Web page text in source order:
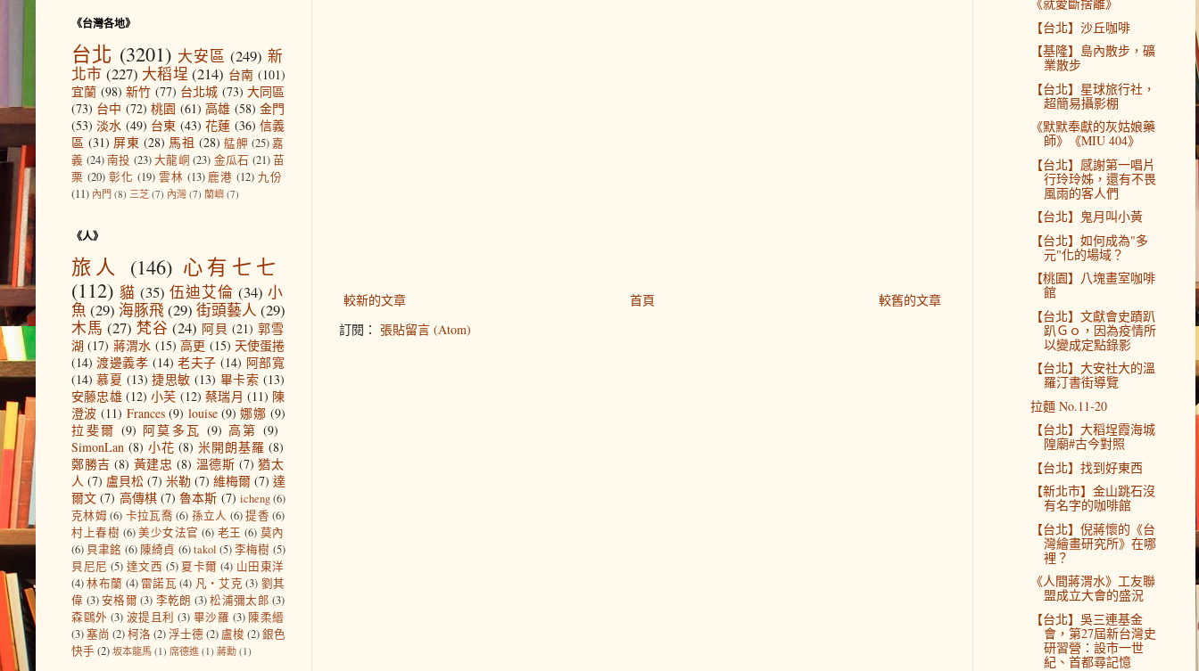
較新的文章 較舊的文章
首頁
訂閱： 張貼留言 (Atom)
《台灣各地》
台北 (3201) 大安區 (249) 新
北市 (227) 大稻埕 (214) 台南 (101)
宜蘭 (98) 新竹 (77) 台北城 (73) 大同區
(73) 台中 (72) 桃園 (61) 高雄 (58) 金門
(53) 淡水 (49) 台東 (43) 花蓮 (36) 信義
區 (31) 屏東 (28) 馬祖 (28) 艋舺 (25) 嘉
義 (24) 南投 (23)大龍峒 (23) 金瓜石 (21)苗
栗 (20) 彰化 (19) 雲林 (13) 鹿港 (12) 九份
(11) 內門 (8) 三芝 (7) 內灣 (7) 蘭嶼 (7)
《人》
旅人 (146) 心有七七
(112) 貓 (35) 伍迪艾倫 (34) 小
魚 (29) 海豚飛(29) 街頭藝人 (29)
木馬 (27) 梵谷 (24) 阿貝 (21) 郭雪
湖 (17) 蔣渭水 (15) 高更 (15) 天使蛋捲
(14) 渡邊義孝 (14) 老夫子 (14) 阿部寬
(14) 慕夏 (13) 捷思敏 (13) 畢卡索 (13)
安藤忠雄 (12) 小芙 (12) 蔡瑞月 (11) 陳
澄波 (11) Frances (9) louise (9) 娜娜 (9)
拉斐爾 (9) 阿莫多瓦 (9) 高第 (9)
SimonLan (8) 小花 (8) 米開朗基羅 (8)
鄭勝吉 (8) 黃建忠 (8) 溫德斯 (7) 猶太
人 (7) 盧貝松 (7) 米勒 (7) 維梅爾 (7) 達
爾文 (7) 高傳棋 (7) 魯本斯 (7) icheng(6)
克林姆 (6) 卡拉瓦喬 (6) 孫立人 (6)提香 (6)
村上春樹 (6) 美少女法官 (6) 老王 (6) 莫內
(6) 貝聿銘 (6) 陳綺貞 (6) takol (5)李梅樹 (5)
貝尼尼 (5) 達文西 (5) 夏卡爾 (4) 山田東洋
(4)林布蘭 (4) 雷諾瓦 (4) 凡‧艾克 (3) 劉其
偉 (3)安格爾 (3) 李乾朗 (3)松浦彌太郎 (3)
森鷗外 (3) 波提且利 (3) 畢沙羅 (3) 陳柔縉
(3)塞尚 (2)柯洛 (2)浮士德 (2) 盧梭 (2)銀色
快手 (2) 坂本龍馬 (1) 席德進 (1) 蔣勳 (1)
《就愛斷捨離》
【台北】沙丘咖啡
【基隆】島內散步，礦
業散步
【台北】星球旅行社，
超簡易攝影棚
《默默奉獻的灰姑娘藥
師》《MIU 404》
【台北】感謝第一唱片
行玲玲姊，還有不畏
風雨的客人們
【台北】鬼月叫小黃
【台北】如何成為"多
元"化的場域？
【桃園】八塊畫室咖啡
館
【台北】文獻會史蹟趴
趴Ｇｏ，因為疫情所
以變成定點錄影
【台北】大安社大的溫
羅汀書街導覽
拉麵 No.11-20
【台北】大稻埕霞海城
隍廟#古今對照
【台北】找到好東西
【新北市】金山跳石沒
有名字的咖啡館
【台北】倪蔣懷的《台
灣繪畫研究所》在哪
裡？
《人間蔣渭水》工友聯
盟成立大會的盛況
【台北】吳三連基金
會，第27屆新台灣史
研習營：設市一世
紀、首都尋記憶